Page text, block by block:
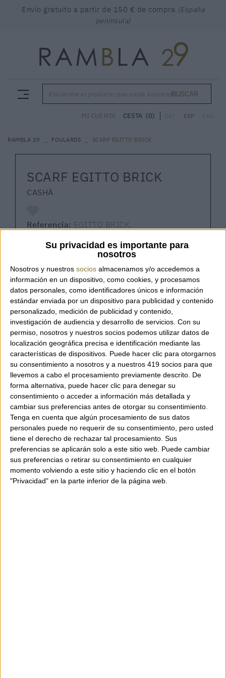
Su privacidad es importante para
nosotros
Nosotros y nuestros socios almacenamos y/o accedemos a
información en un dispositivo, como cookies, y procesamos
datos personales, como identificadores únicos e información
estándar enviada por un dispositivo para publicidad y contenido
personalizado, medición de publicidad y contenido,
investigación de audiencia y desarrollo de servicios. Con su
permiso, nosotros y nuestros socios podemos utilizar datos de
localización geográfica precisa e identificación mediante las
características de dispositivos. Puede hacer clic para otorgarnos
su consentimiento a nosotros y a nuestros 419 socios para que
llevemos a cabo el procesamiento previamente descrito. De
forma alternativa, puede hacer clic para denegar su
consentimiento o acceder a información más detallada y
cambiar sus preferencias antes de otorgar su consentimiento.
Tenga en cuenta que algún procesamiento de sus datos
personales puede no requerir de su consentimiento, pero usted
tiene el derecho de rechazar tal procesamiento. Sus
preferencias se aplicarán solo a este sitio web. Puede cambiar
sus preferencias o retirar su consentimiento en cualquier
momento volviendo a este sitio y haciendo clic en el botón
"Privacidad" en la parte inferior de la página web.
Envío gratuito a partir de 150 € de compra (España
península)
Encuentra el producto que estás buscando...BUSCAR
ESP
MI CUENTA CESTA (0)
RAMBLA 29 FOULARDS SCARF EGITTO BRICK
SCARF EGITTO BRICK
CASHÀ
Referencia: EGITTO BRICK
Pañuelo de la marca italiana Cashà.
Disponible en dos tonos diferentes.
Composición: 70% cachemira y 30% seda.
Tamaño: 70 x 200 cm.